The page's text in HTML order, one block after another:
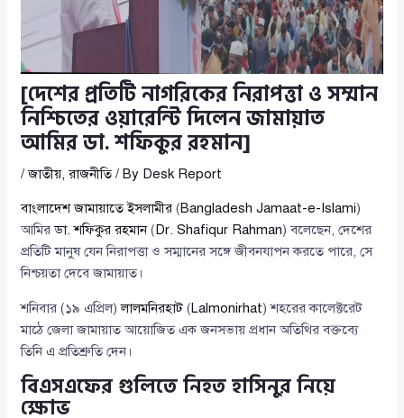
[দেশের প্রতিটি নাগরিকের নিরাপত্তা ও সম্মান
নিশ্চিতের ওয়ারেন্টি দিলেন জামায়াত
আমির ডা. শফিকুর রহমান]
/জাতীয়,রাজনীতি/ By Desk Report
বাংলাদেশ জামায়াতে ইসলামীর (Bangladesh Jamaat-e-Islami)
আমিরডা. শফিকুর রহমান( Dr. Shafiqur Rahman) বলেছেন, দেশের
প্রতিটি মানুষ যেন নিরাপত্তা ও সম্মানের সঙ্গে জীবনযাপন করতে পারে, সে
নিশ্চয়তা দেবে জামায়াত।
শনিবার (১৯ এপ্রিল)লালমনিরহাট (Lalmonirhat) শহরের কালেক্টরেট
মাঠে জেলা জামায়াত আয়োজিত এক জনসভায় প্রধান অতিথির বক্তব্যে
তিনি এ প্রতিশ্রুতি দেন।
বিএসএফের গুলিতে নিহত হাসিনুর নিয়ে
ক্ষোভ